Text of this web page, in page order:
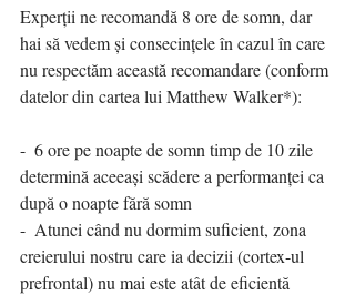
Experții ne recomandă 8 ore de somn, dar
hai să vedem și consecințele în cazul în care
nu respectăm această recomandare (conform
datelor din cartea lui Matthew Walker*):
-  6 ore pe noapte de somn timp de 10 zile
determină aceeași scădere a performanței ca
după o noapte fără somn
-  Atunci când nu dormim suficient, zona
creierului nostru care ia decizii (cortex-ul
prefrontal) nu mai este atât de eficientă